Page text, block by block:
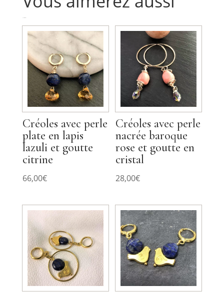
Créoles avec perle
plate en lapis
lazuli et goutte
citrine
66,00€
Créoles avec perle
nacrée baroque
rose et goutte en
cristal
28,00€